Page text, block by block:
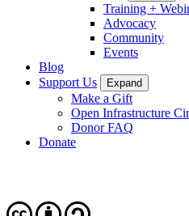
Training +
Advocacy
Community
Events
Blog
Support Us
Expand
Make a Gift
Open Infrastructure
Donor FAQ
Donate